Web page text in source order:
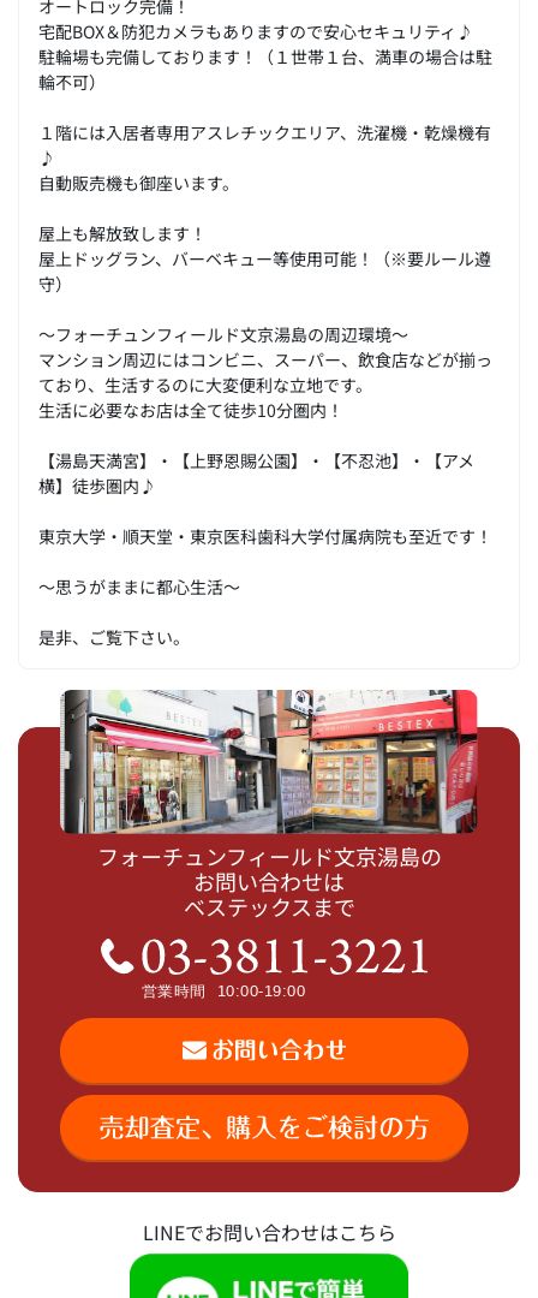
宅配BOX＆防犯カメラもありますので安心セキュリティ♪
駐輪場も完備しております！（１世帯１台、満車の場合は駐
輪不可）
１階には入居者専用アスレチックエリア、洗濯機・乾燥機有
♪
自動販売機も御座います。
屋上も解放致します！
屋上ドッグラン、バーベキュー等使用可能！（※要ルール遵
守）
～フォーチュンフィールド文京湯島の周辺環境～
マンション周辺にはコンビニ、スーパー、飲食店などが揃っ
ており、生活するのに大変便利な立地です。
生活に必要なお店は全て徒歩10分圏内！
【湯島天満宮】・【上野恩賜公園】・【不忍池】・【アメ
横】徒歩圏内♪
東京大学・順天堂・東京医科歯科大学付属病院も至近です！
～思うがままに都心生活～
是非、ご覧下さい。
フォーチュンフィールド文京湯島の
お問い合わせは
ベステックスまで
LINEでお問い合わせはこちら